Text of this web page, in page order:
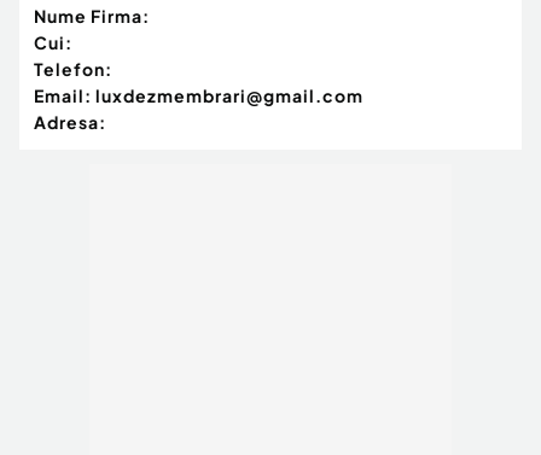
Nume Firma:
Cui:
Telefon:
Email: luxdezmembrari@gmail.com
Adresa: